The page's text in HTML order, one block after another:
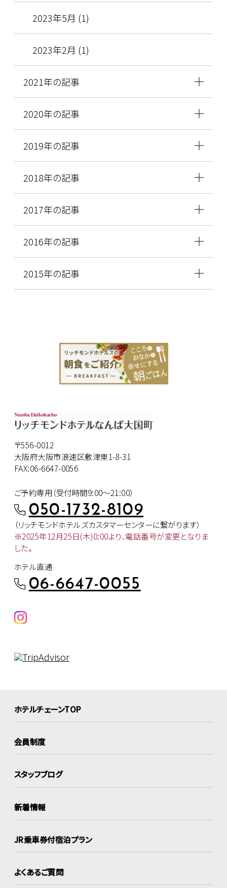
2023年5月 (1)
2023年2月 (1)
2021年の記事
2020年の記事
2019年の記事
2018年の記事
2017年の記事
2016年の記事
2015年の記事
〒556-0012
大阪府大阪市浪速区敷津東1-8-31
FAX:06-6647-0056
ご予約専用（受付時間9:00～21:00）
050-1732-8109
（リッチモンドホテルズカスタマーセンターに繋がります）
※2025年12月25日(木)0:00より、電話番号が変更となりま
した。
ホテル直通
06-6647-0055
ホテルチェーンTOP
会員制度
スタッフブログ
新着情報
JR乗車券付宿泊プラン
よくあるご質問